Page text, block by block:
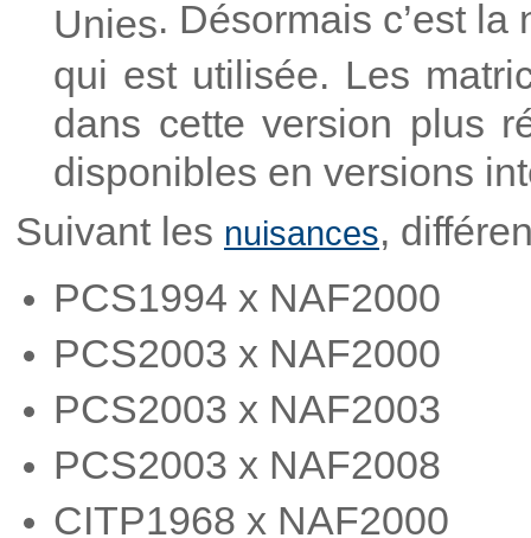
Unies. Désormais c’est
qui est utilisée. Les
dans cette version plus
disponibles en versions
Suivant les nuisances,
PCS1994 x NAF2000
PCS2003 x NAF2000
PCS2003 x NAF2003
PCS2003 x NAF2008
CITP1968 x NAF2000